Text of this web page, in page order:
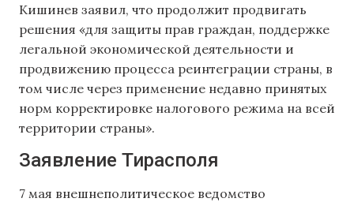
Кишинев заявил, что продолжит продвигать
решения «для защиты прав граждан, поддержке
легальной экономической деятельности и
продвижению процесса реинтеграции страны, в
том числе через применение недавно принятых
норм корректировке налогового режима на всей
территории страны».
Заявление Тирасполя
7 мая внешнеполитическое ведомство